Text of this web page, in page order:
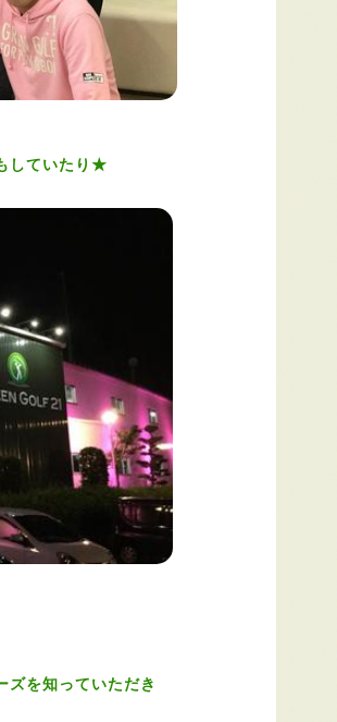
していたり★
ズを知っていただき